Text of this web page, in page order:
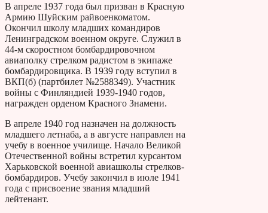
В апреле 1937 года был призван в Красную
Армию Шуйским райвоенкоматом.
Окончил школу младших командиров
Ленинградском военном округе. Служил в
44-м скоростном бомбардировочном
авиаполку стрелком радистом в экипаже
бомбардировщика. В 1939 году вступил в
ВКП(б) (партбилет №2588349). Участник
войны с Финляндией 1939-1940 годов,
награжден орденом Красного Знамени.
В апреле 1940 год назначен на должность
младшего летнаба, а в августе направлен на
учебу в военное училище. Начало Великой
Отечественной войны встретил курсантом
Харьковской военной авиашколы стрелков-
бомбардиров. Учебу закончил в июле 1941
года с присвоение звания младший
лейтенант.